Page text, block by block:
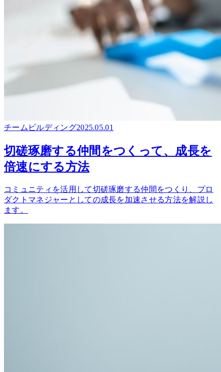
チームビルディング2025.05.01
切磋琢磨する仲間をつくって、成長を
倍速にする方法
コミュニティを活用して切磋琢磨する仲間をつくり、プロ
ダクトマネジャーとしての成長を加速させる方法を解説し
ます。